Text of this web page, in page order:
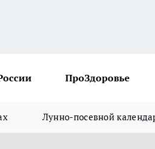
ПроЗдоровье
Лунно-посевной